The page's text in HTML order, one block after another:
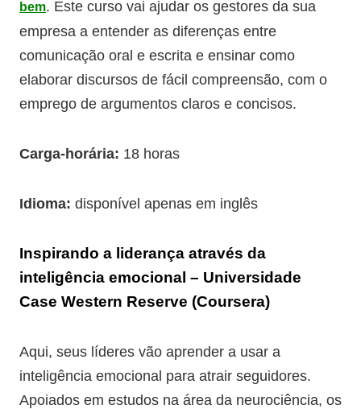
bem. Este curso vai ajudar os gestores da sua
empresa a entender as diferenças entre
comunicação oral e escrita e ensinar como
elaborar discursos de fácil compreensão, com o
emprego de argumentos claros e concisos.
Carga-horária: 18 horas
Idioma: disponível apenas em inglês
Inspirando a liderança através da
inteligência emocional – Universidade
Case Western Reserve (Coursera)
Aqui, seus líderes vão aprender a usar a
inteligência emocional para atrair seguidores.
Apoiados em estudos na área da neurociência, os